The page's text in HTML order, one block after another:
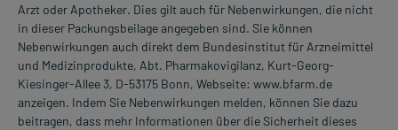
Arzt oder Apotheker. Dies gilt auch für Nebenwirkungen, die nicht
in dieser Packungsbeilage angegeben sind. Sie können
Nebenwirkungen auch direkt dem Bundesinstitut für Arzneimittel
und Medizinprodukte, Abt. Pharmakovigilanz, Kurt-Georg-
Kiesinger-Allee 3, D-53175 Bonn, Webseite: www.bfarm.de
anzeigen. Indem Sie Nebenwirkungen melden, können Sie dazu
beitragen, dass mehr Informationen über die Sicherheit dieses